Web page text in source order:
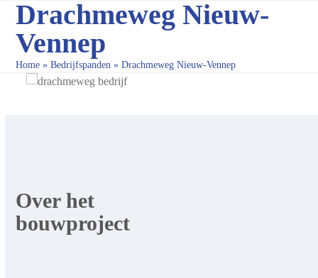
Skip
content
Drachmeweg Nieuw-
Vennep
Home »Bedrijfspanden »Drachmeweg Nieuw-Vennep
Over het
bouwproject